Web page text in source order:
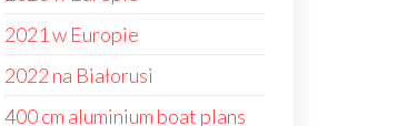
2021 w Europie
2022 na Białorusi
400 cm aluminium boat plans